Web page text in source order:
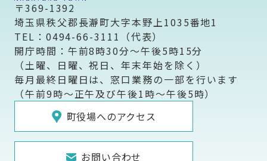
〒369-1392
埼玉県秩父郡長瀞町大字本野上1035番地1
TEL：0494-66-3111（代表）
開庁時間：午前8時30分～午後5時15分
（土曜、日曜、祝日、年末年始を除く）
毎月最終日曜日は、窓口業務の一部を行います
（午前9時～正午及び午後1時～午後5時）
町役場へのアクセス
お問い合わせ